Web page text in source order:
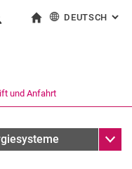
direkt zu: Inhalt
direkt zu: Suche
direkt zu:
externen Link in einem
DEUTSCH :
und Anfahrt